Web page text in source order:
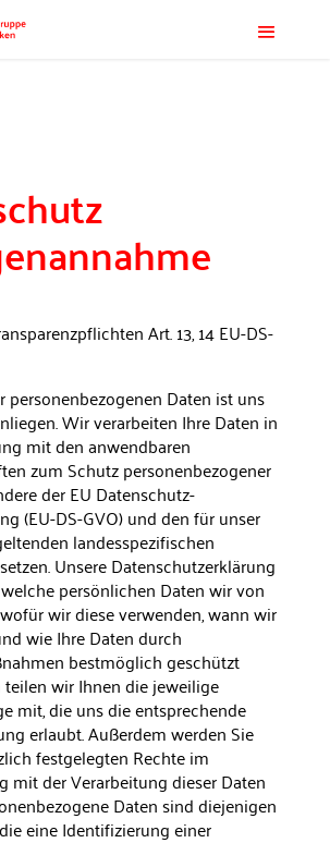
Art. 13, 14 EU-DS-
personenbezogenen Daten ist uns
Wir verarbeiten Ihre Daten in
mit den anwendbaren
zum Schutz personenbezogener
der EU Datenschutz-
(EU-DS-GVO) und den für unser
landesspezi­fischen
Unsere Datenschutzerklärung
persönlichen Daten wir von
wir diese verwenden, wann wir
wie Ihre Daten durch
bestmöglich geschützt
teilen wir Ihnen die jeweilige
mit, die uns die entsprechende
erlaubt. Außerdem werden Sie
festgelegten Rechte im
mit der Verarbeitung dieser Daten
Daten sind diejenigen
eine Identifizierung einer